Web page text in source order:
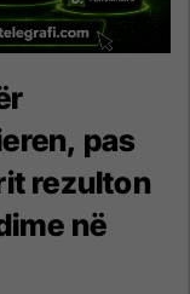
pas
rezulton
në